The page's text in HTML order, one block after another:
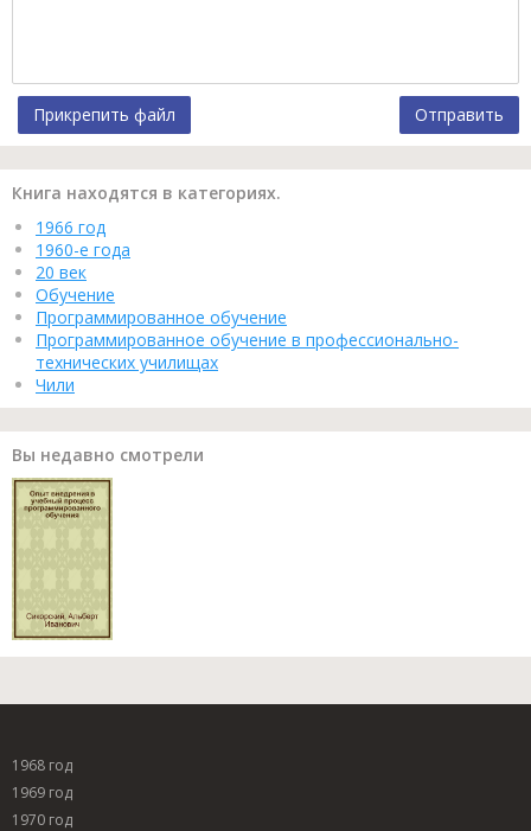
Прикрепить файл Отправить
Книга находятся в категориях.
1966 год
1960-е года
20 век
Обучение
Программированное обучение
Программированное обучение в профессионально-
технических училищах
Чили
Вы недавно смотрели
1968 год
1969 год
1970 год